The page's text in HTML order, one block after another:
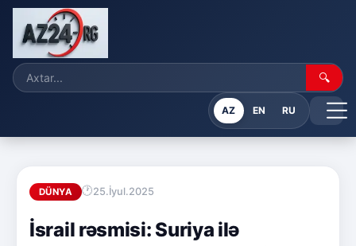
🔍
AZ EN RU
DÜNYA 25.İyul.2025
İsrail rəsmisi: Suriya ilə